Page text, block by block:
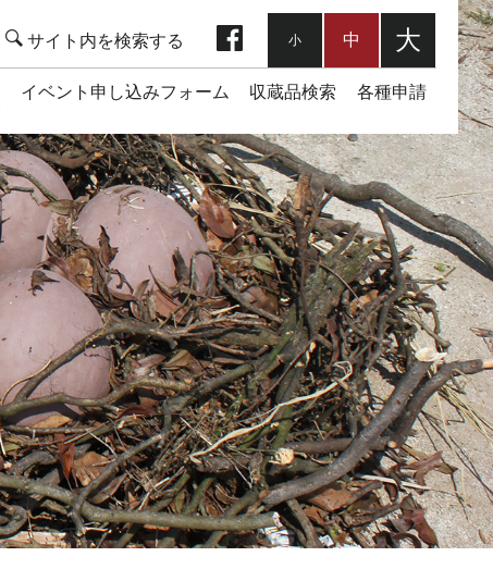
イベント申し込みフォーム 収蔵品検索 各種申請
小 中 大